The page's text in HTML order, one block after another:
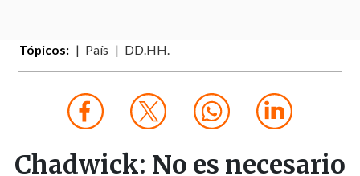
Tópicos: País DD.HH.
Chadwick: No es necesario